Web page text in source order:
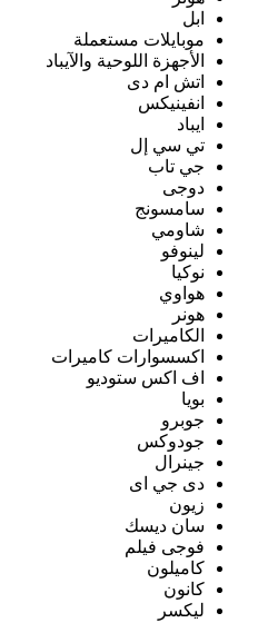
ابل
موبايلات مستعملة
الأجهزة اللوحية والآيباد
اتش ام دى
انفينيكس
ايباد
تي سي إل
جي تاب
دوجى
سامسونج
شاومي
لينوفو
نوكيا
هواوي
هونر
الكاميرات
اكسسوارات كاميرات
اف اكس ستوديو
بويا
جوبرو
جودوكس
جينرال
دى جي اى
زيون
سان ديسك
فوجى فيلم
كاميلون
كانون
ليكسر